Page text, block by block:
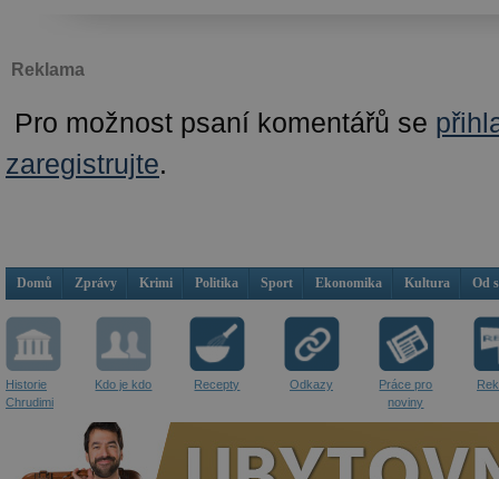
Reklama
Pro možnost psaní komentářů se
zaregistrujte.
Domů Zprávy Krimi Politika Sport Ekonomika Kultura Od
Historie
Chrudimi
Kdo je kdo Recepty Odkazy
Práce pro
noviny